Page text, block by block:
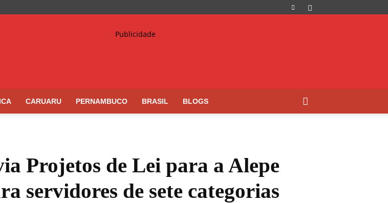
CARUARU PERNAMBUCO BRASIL BLOGS
Projetos de Lei para a Alepe
servidores de sete categorias